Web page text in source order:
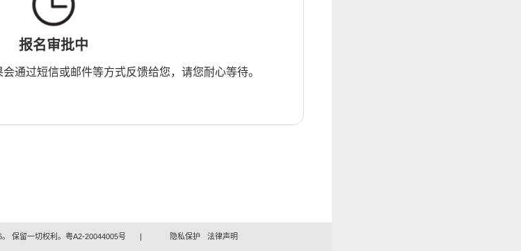
报名审批中
通过短信或邮件等方式反馈给您，请您耐心等待。
保留一切权利。粤A2-20044005号 | 隐私保护 法律声明